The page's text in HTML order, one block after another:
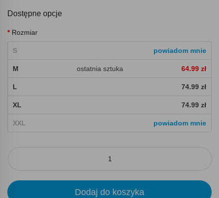
Dostępne opcje
Rozmiar
S powiadom mnie
M ostatnia sztuka 64.99 zł
L 74.99 zł
XL 74.99 zł
XXL powiadom mnie
Dodaj do koszyka